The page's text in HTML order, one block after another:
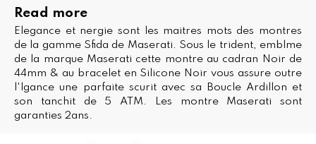
Read more
Elegance et nergie sont les maitres mots des montres
de la gamme Sfida de Maserati. Sous le trident, emblme
de la marque Maserati cette montre au cadran Noir de
44mm & au bracelet en Silicone Noir vous assure outre
l'lgance une parfaite scurit avec sa Boucle Ardillon et
son tanchit de 5 ATM. Les montre Maserati sont
garanties 2ans.